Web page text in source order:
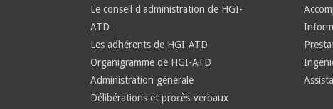
Le conseil d'administration de HGI-
ATD
Les adhérents de HGI-ATD
Organigramme de HGI-ATD
Administration générale
Délibérations et procès-verbaux